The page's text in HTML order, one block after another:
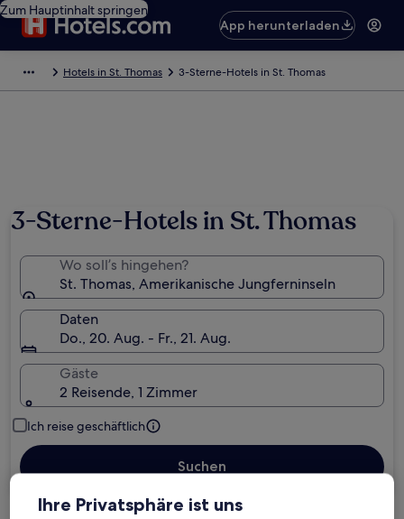
Zum Hauptinhalt springen
App herunterladen
Hotels in St. Thomas 3-Sterne-Hotels in St. Thomas
3-Sterne-Hotels in St. Thomas
Wo soll’s hingehen?
St. Thomas, Amerikanische Jungferninseln
Daten
Do., 20. Aug. - Fr., 21. Aug.
Gäste
2 Reisende, 1 Zimmer
Ich reise geschäftlich
Suchen
Ihre Privatsphäre ist uns